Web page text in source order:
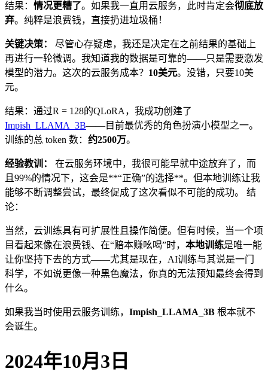
结果： 情况更糟了。如果我一直用云服务，此时肯定会彻底放
弃。纯粹是浪费钱，直接扔进垃圾桶！
关键决策：
尽管心存疑虑，我还是决定在之前结果的基础上
再进行一轮微调。我知道我的数据是可靠的——只是需要激发
模型的潜力。这次的云服务成本？ 10美元。没错，只要10美
元。
结果：通过R = 128的QLoRA，我成功创建了
Impish_LLAMA_3B——目前最优秀的角色扮演小模型之一。
训练的总 token 数： 约2500万。
经验教训：
在云服务环境中，我很可能早就中途放弃了，而
且99%的情况下，这会是**“正确”的选择**。但本地训练让我
能够不断调整尝试，最终促成了这次看似不可能的成功。 结
论：
当然，云训练具有可扩展性且操作简便。但有时候，当一个项
目看起来像在浪费钱、在“赔本赚吆喝”时， 本地训练是唯一能
让你坚持下去的方式——尤其是现在，AI训练与其说是一门
科学，不如说更像一种黑色魔法，你真的无法预知最终会得到
什么。
如果我当时使用云服务训练， Impish_LLAMA_3B 根本就不
会诞生。
2024年10月3日